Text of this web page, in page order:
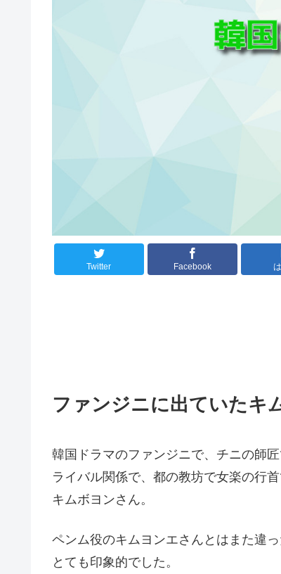
Twitter Facebook
ファンジニに出ていたキ
韓国ドラマのファンジニで、チニの師
ライバル関係で、都の教坊で女楽の行
キムボヨンさん。
ペンム役のキムヨンエさんとはまた違
とても印象的でした。